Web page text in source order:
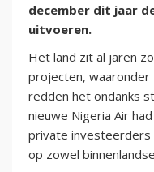
december dit jaar
uitvoeren.
Het land zit al jaren
projecten, waaronder
redden het ondanks
nieuwe Nigeria Air
private investeerders
op zowel